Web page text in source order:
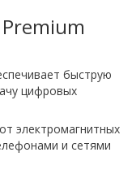
быструю
цифровых
электромагнитных
и сетями